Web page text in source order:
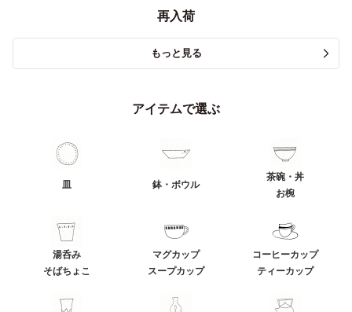
再入荷
もっと見る
アイテムで選ぶ
皿 鉢・ボウル
茶碗・丼
お椀
湯呑み
そばちょこ
マグカップ
スープカップ
コーヒーカップ
ティーカップ